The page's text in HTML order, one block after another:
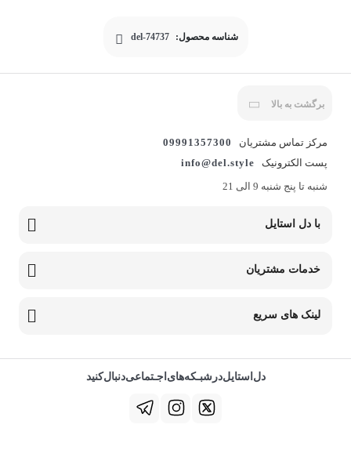
شناسه محصول: del-74737
برگشت به بالا
مرکز تماس مشتریان
09991357300
پست الکترونیک
info@del.style
شنبه تا پنج شنبه 9 الی 21
با دل استایل
خدمات مشتریان
لینک های سریع
دل‌استایل‌در‌‌شبـکه‌های‌اجـتماعی‌دنبال‌کنید